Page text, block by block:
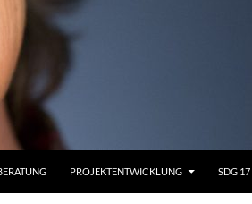
PROJEKTENTWICKLUNG SDG 17